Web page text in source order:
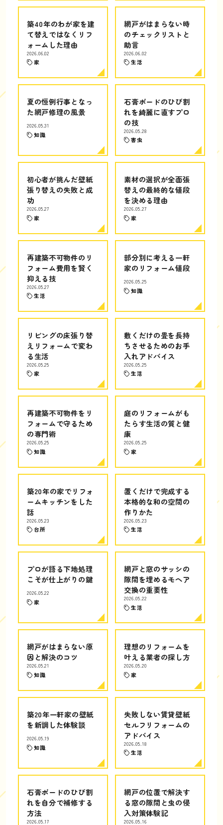
築40年のわが家を建
て替えではなくリフ
ォームした理由
2026.06.02
家
網戸がはまらない時
のチェックリストと
助言
2026.06.02
生活
夏の恒例行事となっ
た網戸修理の風景
2026.05.31
知識
石膏ボードのひび割
れを綺麗に直すプロ
の技
2026.05.28
害虫
初心者が挑んだ壁紙
張り替えの失敗と成
功
2026.05.27
家
素材の選択が全面張
替えの最終的な値段
を決める理由
2026.05.27
家
再建築不可物件のリ
フォーム費用を賢く
抑える技
2026.05.27
生活
部分別に考える一軒
家のリフォーム値段
2026.05.25
知識
リビングの床張り替
えリフォームで変わ
る生活
2026.05.25
家
敷くだけの畳を長持
ちさせるためのお手
入れアドバイス
2026.05.25
生活
再建築不可物件をリ
フォームで守るため
の専門術
2026.05.25
知識
庭のリフォームがも
たらす生活の質と健
康
2026.05.25
家
築20年の家でリフォ
ームキッチンをした
話
2026.05.23
台所
置くだけで完成する
本格的な和の空間の
作りかた
2026.05.23
生活
プロが語る下地処理
こそが仕上がりの鍵
2026.05.22
家
網戸と窓のサッシの
隙間を埋めるモヘア
交換の重要性
2026.05.22
生活
網戸がはまらない原
因と解決のコツ
2026.05.21
知識
理想のリフォームを
叶える業者の探し方
2026.05.20
家
築20年一軒家の壁紙
を新調した体験談
2026.05.19
知識
失敗しない賃貸壁紙
セルフリフォームの
アドバイス
2026.05.18
生活
石膏ボードのひび割
れを自分で補修する
方法
2026.05.17
網戸の位置で解決す
る窓の隙間と虫の侵
入対策体験記
2026.05.16